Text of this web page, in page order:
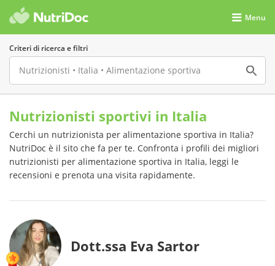
Menu
Criteri di ricerca e filtri
Nutrizionisti sportivi in Italia
Cerchi un nutrizionista per alimentazione sportiva in Italia?
NutriDoc è il sito che fa per te. Confronta i profili dei migliori
nutrizionisti per alimentazione sportiva in Italia, leggi le
recensioni e prenota una visita rapidamente.
Dott.ssa Eva Sartor